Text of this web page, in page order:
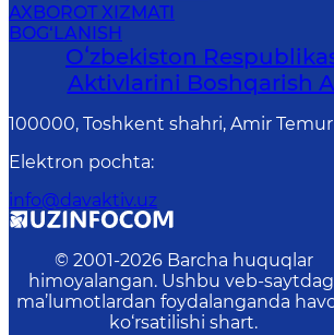
AXBOROT XIZMATI
BOG‘LANISH
Oʻzbekiston
Aktivlarini Boshqarish
100000, Toshkent shahri, Amir Temur
Elektron pochta:
info@davaktiv.uz
© 2001-2026 Barcha huquqlar
himoyalangan. Ushbu veb-
ma’lumotlardan foydalanganda
ko‘rsatilishi shart.